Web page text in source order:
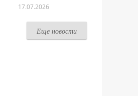
17.07.2026
Еще новости